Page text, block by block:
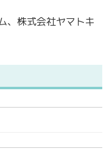
、株式会社ヤマトキ